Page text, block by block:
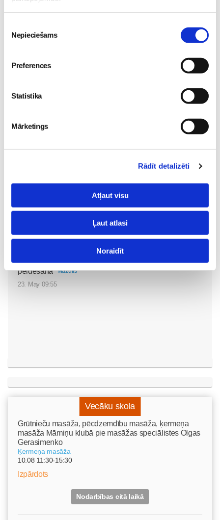
izvēle
Nepieciešams
Preferences
Statistika
Mārketings
Rādīt detalizēti
Atļaut visu
Ļaut atlasi
Noraidīt
Bērna-psiholoģija-un-attīstība
Lasi vēl
Kas notiek Māmiņu Kluba mazuļu rotaļu grupiņās?
atbalsts mazuļa attīstībai
peldēšanā
Mazulis
23. May 09:55
Vecāku skola
Grūtnieču masāža, pēcdzemdību masāža, ķermeņa
masāža Māmiņu klubā pie masāžas speciālistes Olgas
Gerasimenko
Ķermeņa masāža
10.08 11:30-15:30
Izpārdots
Nodarbības citā laikā